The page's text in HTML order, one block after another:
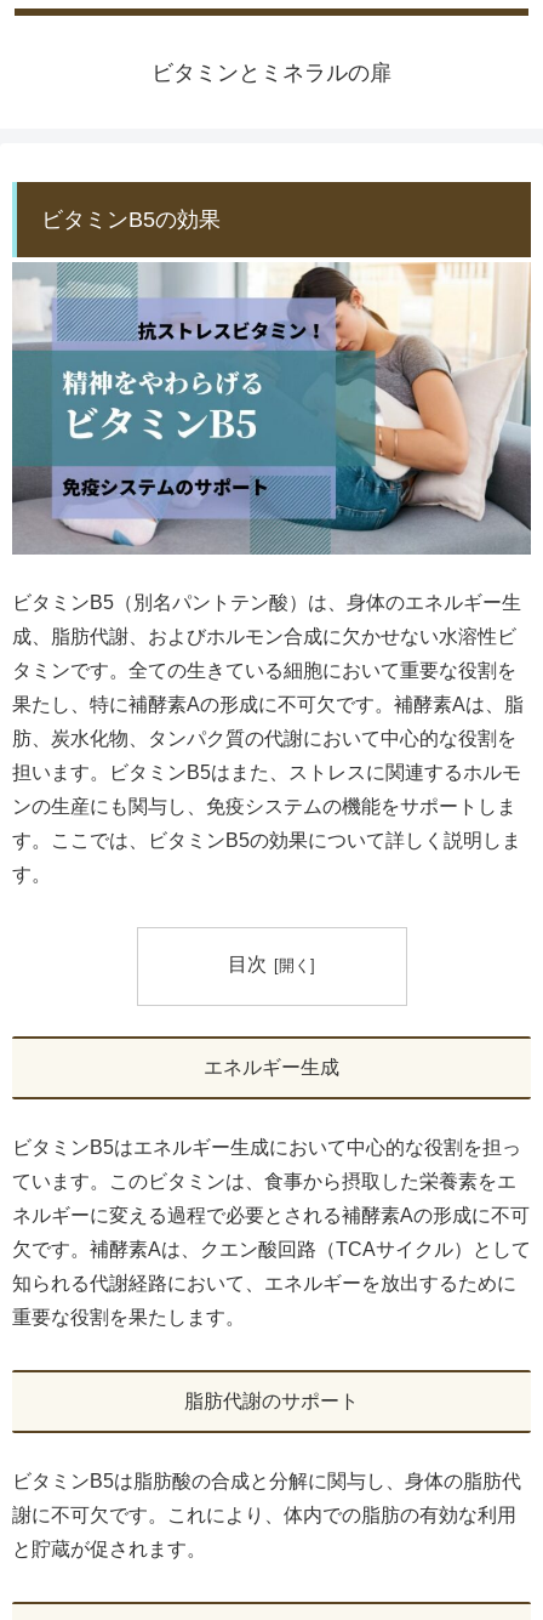
ビタミンとミネラルの扉
ビタミンB5の効果
ビタミンB5（別名パントテン酸）は、身体のエネルギー生
成、脂肪代謝、およびホルモン合成に欠かせない水溶性ビ
タミンです。全ての生きている細胞において重要な役割を
果たし、特に補酵素Aの形成に不可欠です。補酵素Aは、脂
肪、炭水化物、タンパク質の代謝において中心的な役割を
担います。ビタミンB5はまた、ストレスに関連するホルモ
ンの生産にも関与し、免疫システムの機能をサポートしま
す。ここでは、ビタミンB5の効果について詳しく説明しま
す。
目次
エネルギー生成
ビタミンB5はエネルギー生成において中心的な役割を担っ
ています。このビタミンは、食事から摂取した栄養素をエ
ネルギーに変える過程で必要とされる補酵素Aの形成に不可
欠です。補酵素Aは、クエン酸回路（TCAサイクル）として
知られる代謝経路において、エネルギーを放出するために
重要な役割を果たします。
脂肪代謝のサポート
ビタミンB5は脂肪酸の合成と分解に関与し、身体の脂肪代
謝に不可欠です。これにより、体内での脂肪の有効な利用
と貯蔵が促されます。